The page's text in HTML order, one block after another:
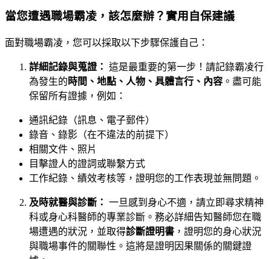
當您遭遇職場霸凌，該怎麼辦？實用自保建議
面對職場霸凌，您可以採取以下步驟保護自己：
詳細記錄與蒐證： 這是最重要的第一步！請記錄霸凌行
為發生的 時間、地點、人物、具體言行、內容 。盡可能
保留所有證據，例如：
通訊紀錄（訊息、電子郵件）
錄音、錄影（在不違法的前提下）
相關文件、照片
目擊證人的證詞或聯繫方式
工作紀錄、績效考核等，證明您的工作表現並無問題。
及時就醫與診斷： 一旦感到身心不適，請立即尋求精神
科或身心科醫師的專業診斷。務必詳細告知醫師您在職
場遭遇的狀況，並取得診斷證明書 ，證明您的身心狀況
與職場事件的關聯性。這將是證明因果關係的關鍵證